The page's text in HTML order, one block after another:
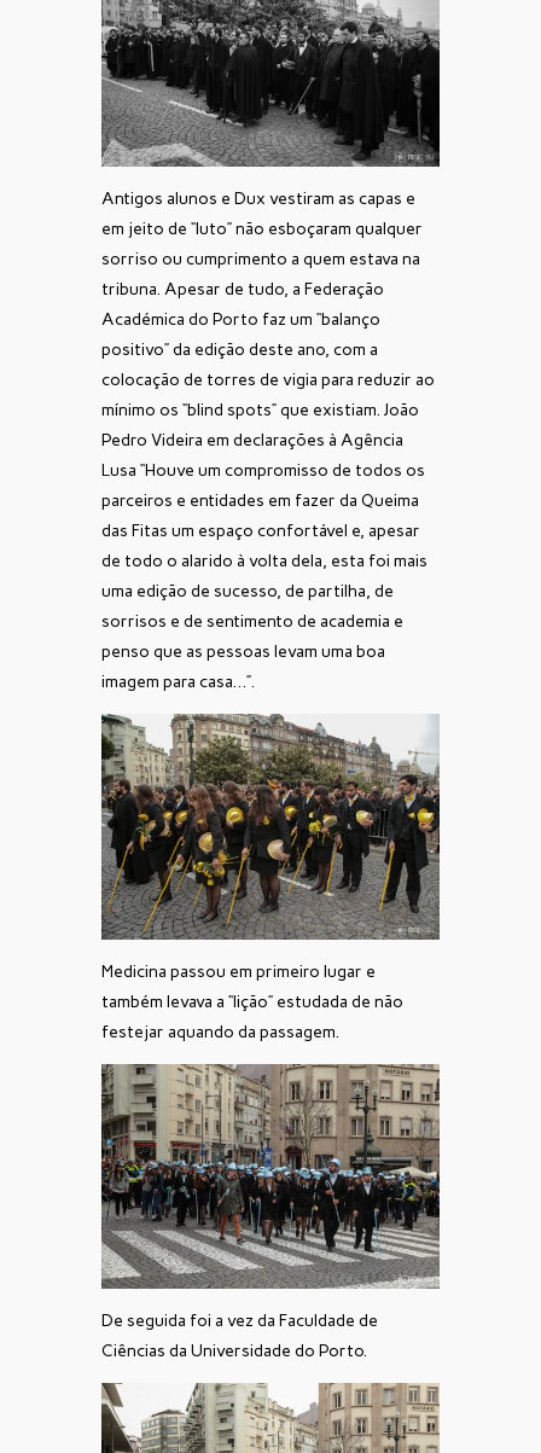
Antigos alunos e Dux vestiram as capas e
em jeito de “luto” não esboçaram qualquer
sorriso ou cumprimento a quem estava na
tribuna. Apesar de tudo, a Federação
Académica do Porto faz um “balanço
positivo” da edição deste ano, com a
colocação de torres de vigia para reduzir ao
mínimo os “blind spots” que existiam. João
Pedro Videira em declarações à Agência
Lusa “Houve um compromisso de todos os
parceiros e entidades em fazer da Queima
das Fitas um espaço confortável e, apesar
de todo o alarido à volta dela, esta foi mais
uma edição de sucesso, de partilha, de
sorrisos e de sentimento de academia e
penso que as pessoas levam uma boa
imagem para casa…”.
Medicina passou em primeiro lugar e
também levava a “lição” estudada de não
festejar aquando da passagem.
De seguida foi a vez da Faculdade de
Ciências da Universidade do Porto.